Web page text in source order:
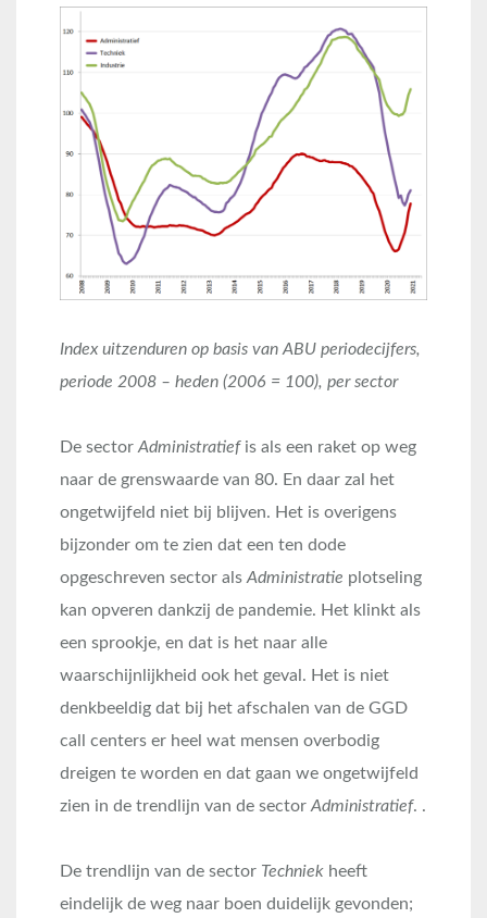
Index uitzenduren op basis van ABU periodecijfers,
periode 2008 – heden (2006 = 100), per sector
De sector Administratief is als een raket op weg
naar de grenswaarde van 80. En daar zal het
ongetwijfeld niet bij blijven. Het is overigens
bijzonder om te zien dat een ten dode
opgeschreven sector als Administratie plotseling
kan opveren dankzij de pandemie. Het klinkt als
een sprookje, en dat is het naar alle
waarschijnlijkheid ook het geval. Het is niet
denkbeeldig dat bij het afschalen van de GGD
call centers er heel wat mensen overbodig
dreigen te worden en dat gaan we ongetwijfeld
zien in de trendlijn van de sector Administratief. .
De trendlijn van de sector Techniek heeft
eindelijk de weg naar boen duidelijk gevonden;